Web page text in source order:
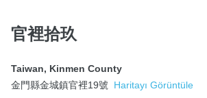
官裡拾玖
Taiwan, Kinmen County
金門縣金城鎮官裡19號
Haritayı Görüntüle